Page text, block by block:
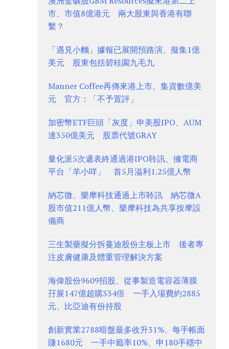
市、市值8億港元 兩大股東與香港有聯
繫？
「遇見小麵」據報已展開預路演、擬集1億
美元 股東包括碧桂園九毛九
Manner Coffee再傳來港上市、集資數億美
元 官方：「不予置評」
加密幣ETF巨頭「灰度」申美股IPO、AUM
達350億美元 股票代號GRAY
量化派5次遞表終通過港IPO聆訊、擁電商
平台「羊小咩」 首5月溢利1.25億人幣
納芯微、樂摩科技通過上市聆訊 納芯微A
股市值211億人幣、樂摩科技為共享按摩設
備商
三生製藥擬分拆蔓迪股份主板上市 後者專
注皮膚健康及體重管理解決方案
海偉股份9609招股、從事製造電容器薄膜
孖展147億超購334倍 一手入場費約2885
元、比亞迪有份持股
創新實業2788暗盤最多收升31%、每手帳面
賺1680元 一手中籤率10%、申180手穩中